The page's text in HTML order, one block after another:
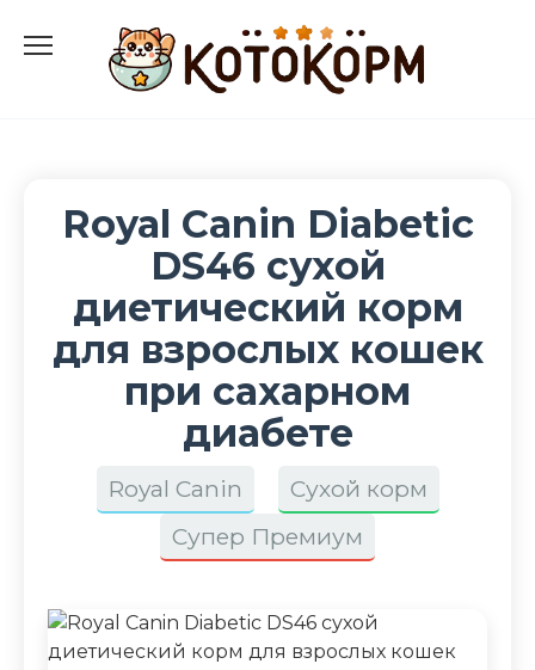
содержанию
Royal Canin Diabetic
DS46 сухой
диетический корм
для взрослых кошек
при сахарном
диабете
Royal Canin
Сухой корм
Супер Премиум